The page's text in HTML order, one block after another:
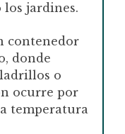
jardines.
contenedor
donde
o
ocurre por
temperatura